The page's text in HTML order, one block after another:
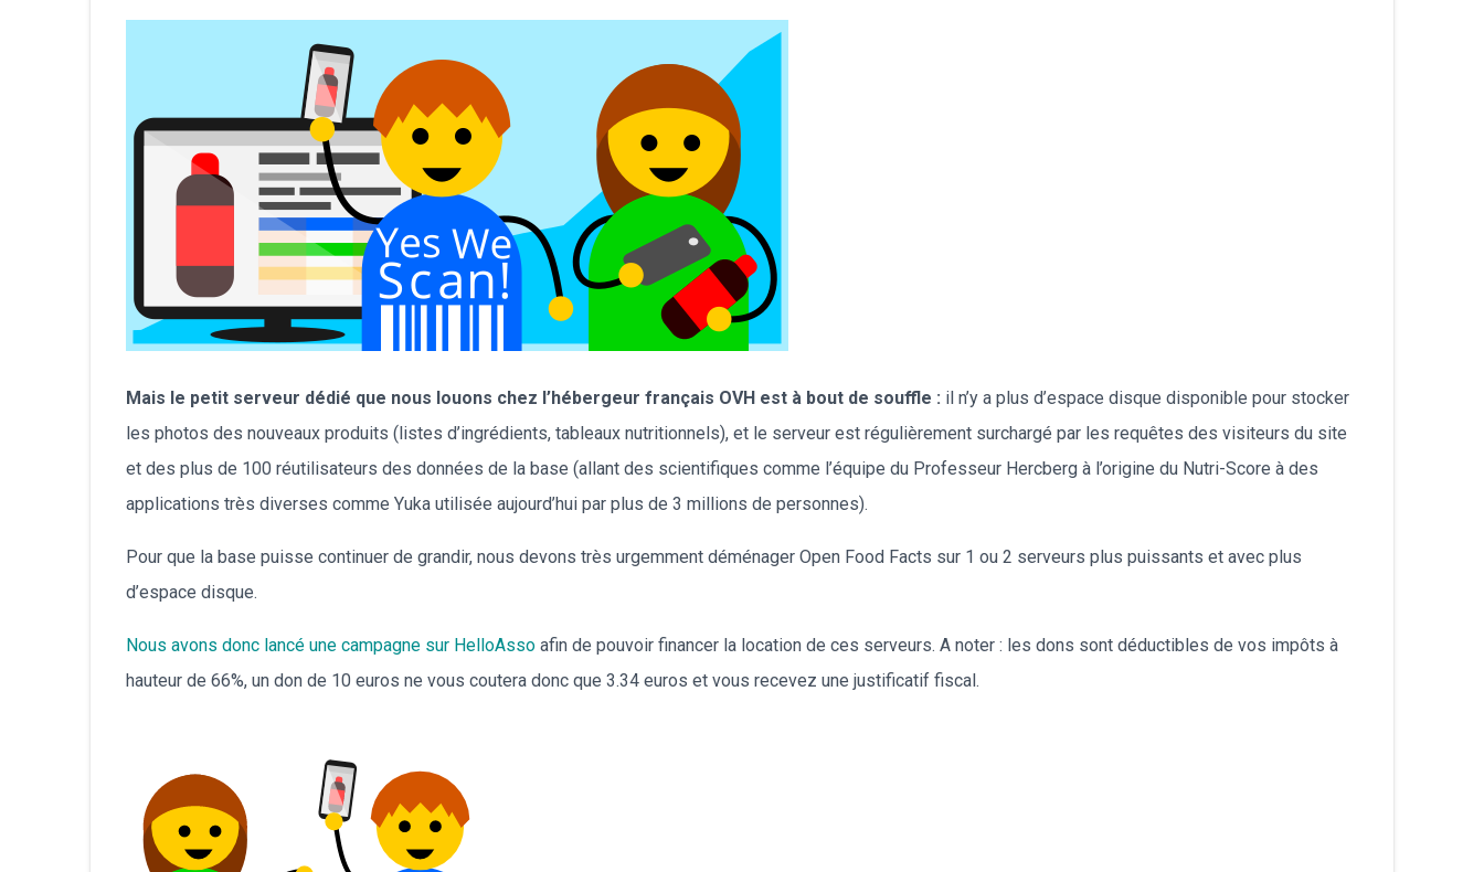
български
Mais le petit serveur dédié que nous louons chez l’hébergeur français OVH est à bout de souffle : il n’y a plus d’espace disque disponible pour stocker
les photos des nouveaux produits (listes d’ingrédients, tableaux nutritionnels), et le serveur est régulièrement surchargé par les requêtes des visiteurs du site
et des plus de 100 réutilisateurs des données de la base (allant des scientifiques comme l’équipe du Professeur Hercberg à l’origine du Nutri-Score à des
applications très diverses comme Yuka utilisée aujourd’hui par plus de 3 millions de personnes).
Pour que la base puisse continuer de grandir, nous devons très urgemment déménager Open Food Facts sur 1 ou 2 serveurs plus puissants et avec plus
d’espace disque.
Nous avons donc lancé une campagne sur HelloAsso afin de pouvoir financer la location de ces serveurs. A noter : les dons sont déductibles de vos impôts à
hauteur de 66%, un don de 10 euros ne vous coutera donc que 3.34 euros et vous recevez une justificatif fiscal.